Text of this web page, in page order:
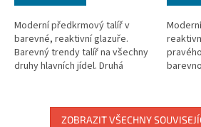
Moderní předkrmový talíř v
barevné, reaktivní glazuře.
Barevný trendy talíř na všechny
druhy hlavních jídel. Druhá
ZOBRAZIT VŠECHNY